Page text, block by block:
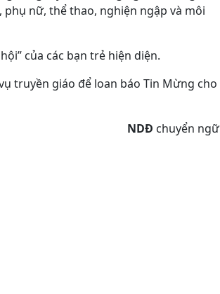
nữ, thể thao, nghiện ngập và môi
của các bạn trẻ hiện diện.
truyền giáo để loan báo Tin Mừng cho
NDĐ chuyển ngữ